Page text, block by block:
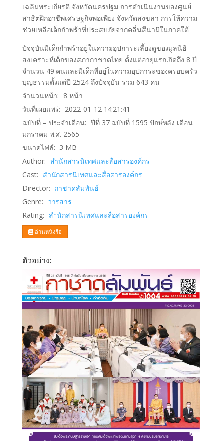
เฉลิมพระเกียรติ จังหวัดนครปฐม การดำเนินงานของศูนย์
สาธิตฝึกอาชีพเศรษฐกิจพอเพียง จังหวัดสงขลา การให้ความ
ช่วยเหลือเด็กกำพร้าที่ประสบภัยจากคลื่นสึนามิในภาคใต้
ปัจจุบันมีเด็กกำพร้าอยู่ในความอุปการะเลี้ยงดูของมูลนิธิ
สงเคราะห์เด็กของสภากาชาดไทย ตั้งแต่อายุแรกเกิดถึง 8 ปี
จำนวน 49 คนและมีเด็กที่อยู่ในความอุปการะของครอบครัว
บุญธรรมตั้งแต่ปี 2524 ถึงปัจจุบัน รวม 643 คน
จำนวนหน้า: 8 หน้า
วันที่เผยแพร่: 2022-01-12 14:21:41
ฉบับที่ – ประจำเดือน: ปีที่ 37 ฉบับที่ 1595 ปักษ์หลัง เดือน
มกราคม พ.ศ. 2565
ขนาดไฟล์: 3 MB
Author: สำนักสารนิเทศและสื่อสารองค์กร
Cast: สำนักสารนิเทศและสื่อสารองค์กร
Director: กาชาดสัมพันธ์
Genre: วารสาร
Rating: สำนักสารนิเทศและสื่อสารองค์กร
อ่านหนังสือ
ตัวอย่าง: